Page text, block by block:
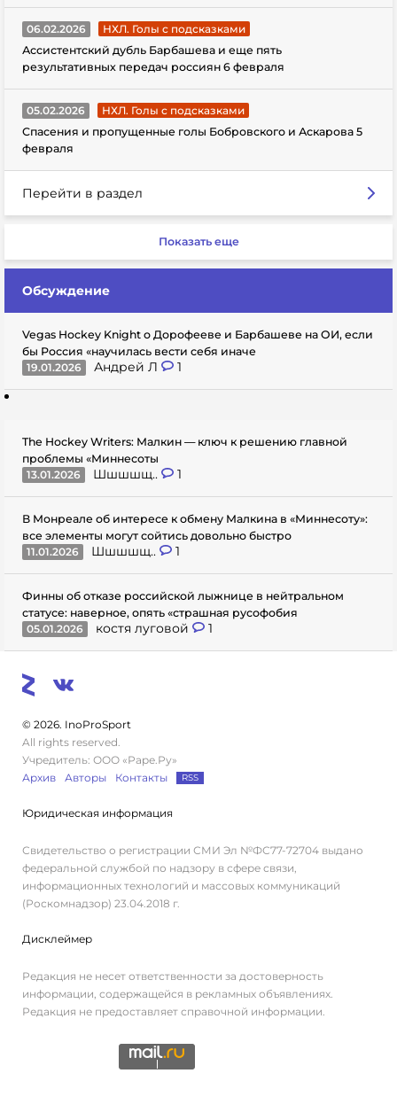
06.02.2026
НХЛ. Голы с подсказками
Ассистентский дубль Барбашева и еще пять
результативных передач россиян 6 февраля
05.02.2026
НХЛ. Голы с подсказками
Спасения и пропущенные голы Бобровского и Аскарова 5
февраля
Перейти в раздел
Показать еще
Обсуждение
Vegas Hockey Knight о Дорофееве и Барбашеве на ОИ, если
бы Россия «научилась вести себя иначе
19.01.2026
Андрей Л 1
The Hockey Writers: Малкин — ключ к решению главной
проблемы «Миннесоты
13.01.2026
Шшшшщ.. 1
В Монреале об интересе к обмену Малкина в «Миннесоту»:
все элементы могут сойтись довольно быстро
11.01.2026
Шшшшщ.. 1
Финны об отказе российской лыжнице в нейтральном
статусе: наверное, опять «страшная русофобия
05.01.2026
костя луговой 1
© 2026. InoProSport
All rights reserved.
Учредитель: ООО «Раре.Ру»
Архив
Авторы Контакты RSS
Юридическая информация
Свидетельство о регистрации СМИ Эл №ФС77-72704 выдано
федеральной службой по надзору в сфере связи,
информационных технологий и массовых коммуникаций
(Роскомнадзор) 23.04.2018 г.
Дисклеймер
Редакция не несет ответственности за достоверность
информации, содержащейся в рекламных объявлениях.
Редакция не предоставляет справочной информации.